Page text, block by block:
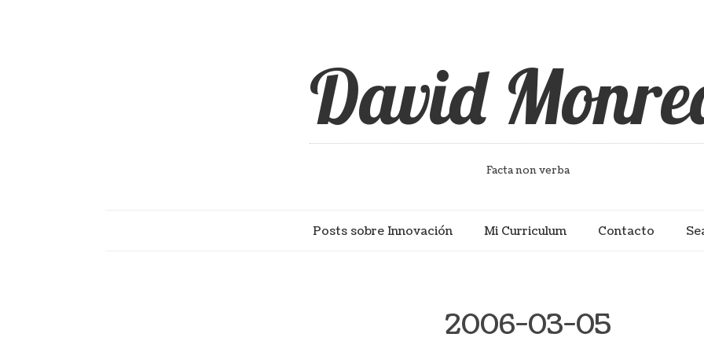
David
Facta non verba
Posts sobre Innovación Mi Curriculum Contacto
2006-03-05